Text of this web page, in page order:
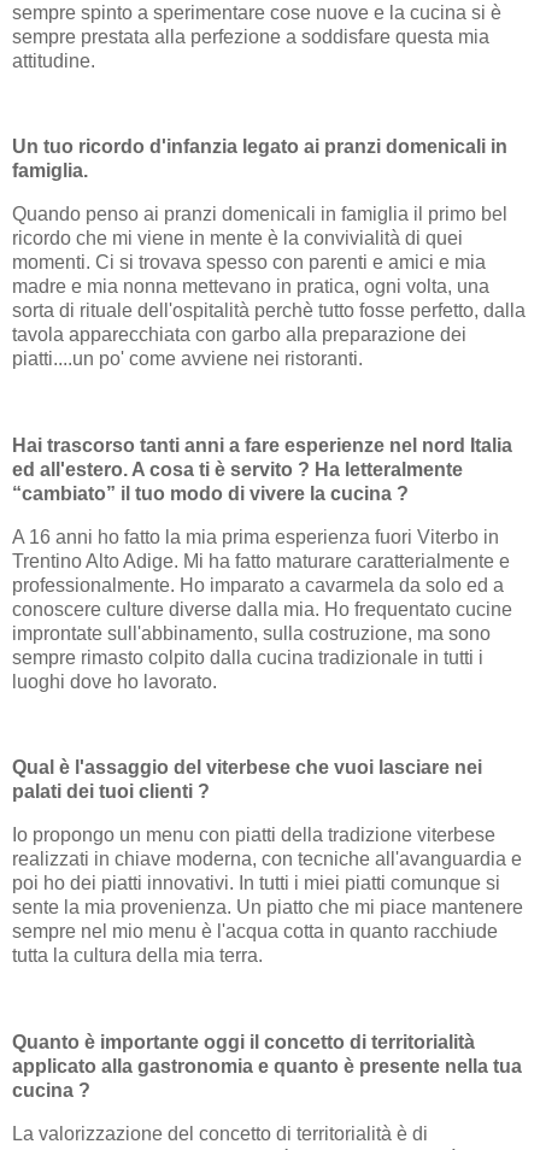
sempre spinto a sperimentare cose nuove e la cucina si è
sempre prestata alla perfezione a soddisfare questa mia
attitudine.
Un tuo ricordo d'infanzia legato ai pranzi domenicali in
famiglia.
Quando penso ai pranzi domenicali in famiglia il primo bel
ricordo che mi viene in mente è la convivialità di quei
momenti. Ci si trovava spesso con parenti e amici e mia
madre e mia nonna mettevano in pratica, ogni volta, una
sorta di rituale dell'ospitalità perchè tutto fosse perfetto, dalla
tavola apparecchiata con garbo alla preparazione dei
piatti....un po' come avviene nei ristoranti.
Hai trascorso tanti anni a fare esperienze nel nord Italia
ed all'estero. A cosa ti è servito ? Ha letteralmente
“cambiato” il tuo modo di vivere la cucina ?
A 16 anni ho fatto la mia prima esperienza fuori Viterbo in
Trentino Alto Adige. Mi ha fatto maturare caratterialmente e
professionalmente. Ho imparato a cavarmela da solo ed a
conoscere culture diverse dalla mia. Ho frequentato cucine
improntate sull'abbinamento, sulla costruzione, ma sono
sempre rimasto colpito dalla cucina tradizionale in tutti i
luoghi dove ho lavorato.
Qual è l'assaggio del viterbese che vuoi lasciare nei
palati dei tuoi clienti ?
Io propongo un menu con piatti della tradizione viterbese
realizzati in chiave moderna, con tecniche all'avanguardia e
poi ho dei piatti innovativi. In tutti i miei piatti comunque si
sente la mia provenienza. Un piatto che mi piace mantenere
sempre nel mio menu è l'acqua cotta in quanto racchiude
tutta la cultura della mia terra.
Quanto è importante oggi il concetto di territorialità
applicato alla gastronomia e quanto è presente nella tua
cucina ?
La valorizzazione del concetto di territorialità è di